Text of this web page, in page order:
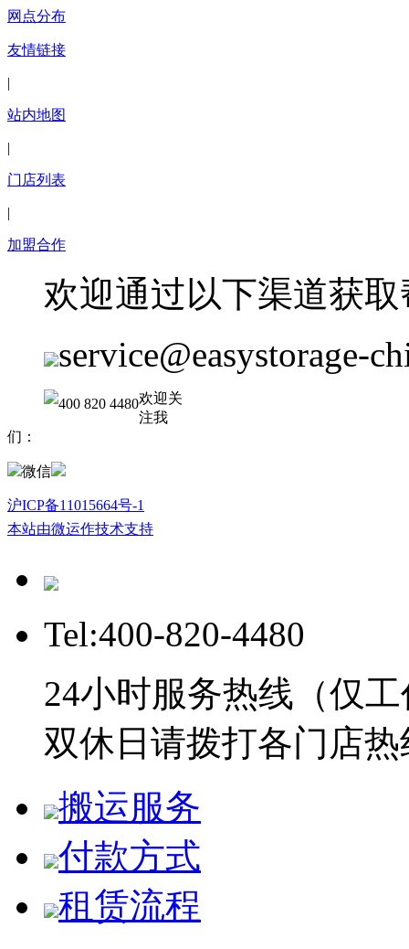
网点分布
友情链接
|
站内地图
|
门店列表
|
加盟合作
欢迎通过以下渠道获
service@easystorage-
400 820 4480欢迎关
注我
们：
微信
沪ICP备11015664号-1
本站由微运作技术支持
Tel:400-820-4480
24小时服务热线（仅
双休日请拨打各门店
搬运服务
付款方式
租赁流程